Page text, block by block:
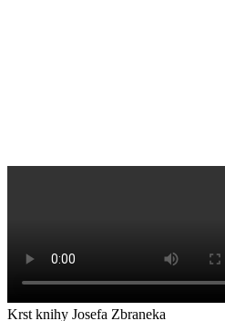
Krst knihy Josefa Zbraneka